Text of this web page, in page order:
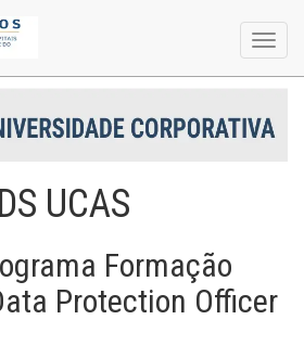
UCAS
Formação
Protection Officer